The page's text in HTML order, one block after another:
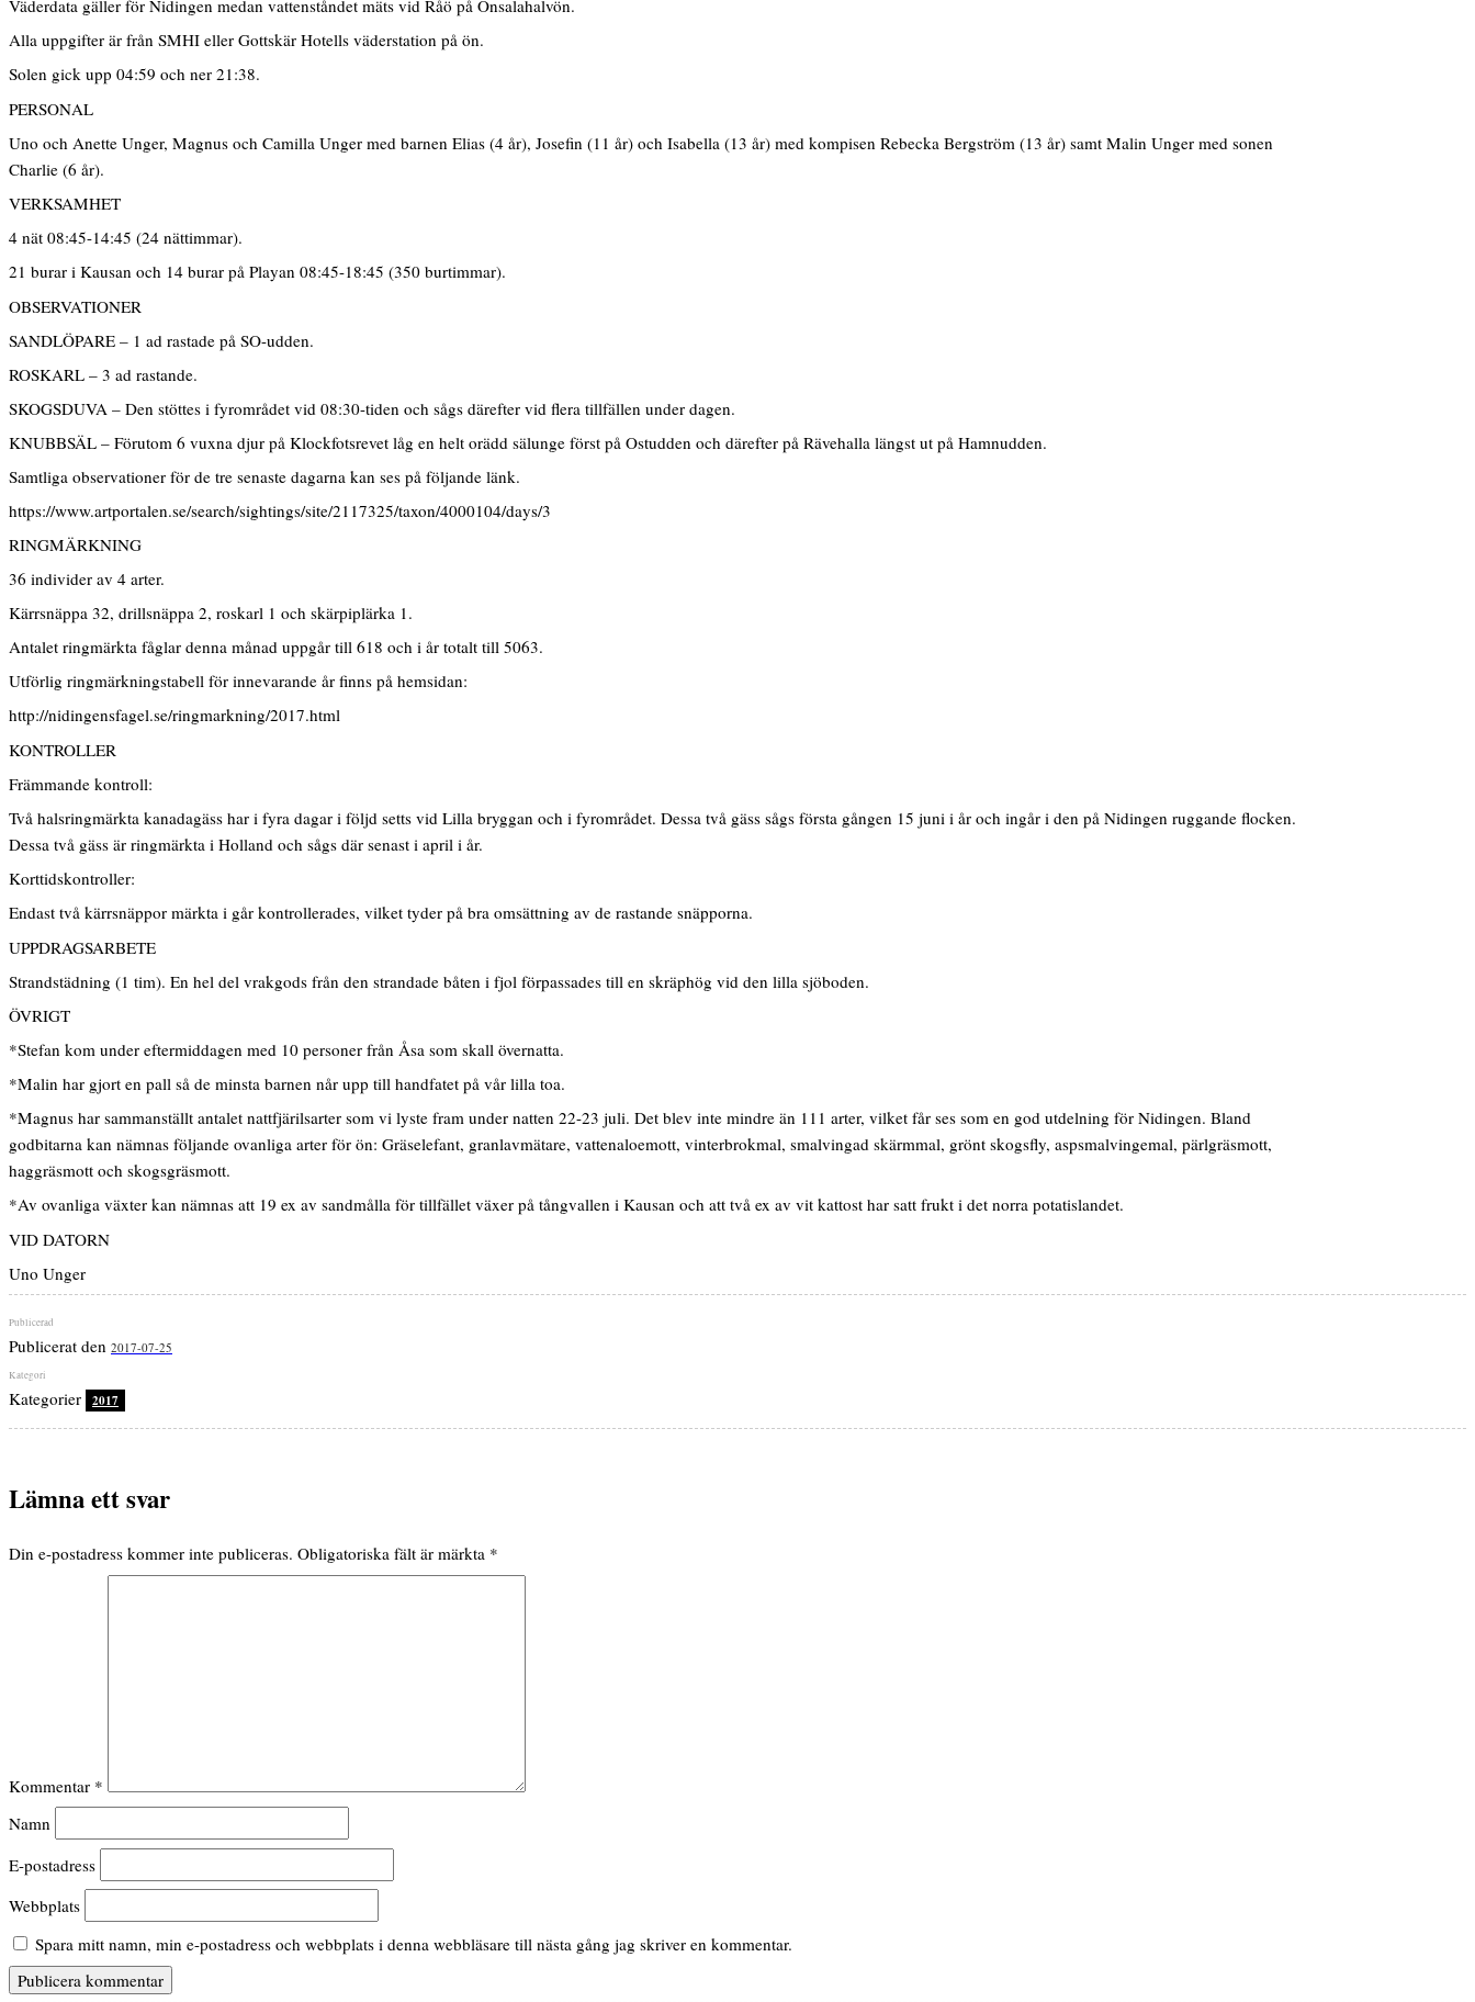
Väderdata gäller för Nidingen medan vattenståndet mäts vid Råö på Onsalahalvön.
Alla uppgifter är från SMHI eller Gottskär Hotells väderstation på ön.
Solen gick upp 04:59 och ner 21:38.
PERSONAL
Uno och Anette Unger, Magnus och Camilla Unger med barnen Elias (4 år), Josefin (11 år) och Isabella (13 år) med kompisen Rebecka Bergström (13 år) samt Malin Unger med sonen
Charlie (6 år).
VERKSAMHET
4 nät 08:45-14:45 (24 nättimmar).
21 burar i Kausan och 14 burar på Playan 08:45-18:45 (350 burtimmar).
OBSERVATIONER
SANDLÖPARE – 1 ad rastade på SO-udden.
ROSKARL – 3 ad rastande.
SKOGSDUVA – Den stöttes i fyrområdet vid 08:30-tiden och sågs därefter vid flera tillfällen under dagen.
KNUBBSÄL – Förutom 6 vuxna djur på Klockfotsrevet låg en helt orädd sälunge först på Ostudden och därefter på Rävehalla längst ut på Hamnudden.
Samtliga observationer för de tre senaste dagarna kan ses på följande länk.
https://www.artportalen.se/search/sightings/site/2117325/taxon/4000104/days/3
RINGMÄRKNING
36 individer av 4 arter.
Kärrsnäppa 32, drillsnäppa 2, roskarl 1 och skärpiplärka 1.
Antalet ringmärkta fåglar denna månad uppgår till 618 och i år totalt till 5063.
Utförlig ringmärkningstabell för innevarande år finns på hemsidan:
http://nidingensfagel.se/ringmarkning/2017.html
KONTROLLER
Främmande kontroll:
Två halsringmärkta kanadagäss har i fyra dagar i följd setts vid Lilla bryggan och i fyrområdet. Dessa två gäss sågs första gången 15 juni i år och ingår i den på Nidingen ruggande flocken.
Dessa två gäss är ringmärkta i Holland och sågs där senast i april i år.
Korttidskontroller:
Endast två kärrsnäppor märkta i går kontrollerades, vilket tyder på bra omsättning av de rastande snäpporna.
UPPDRAGSARBETE
Strandstädning (1 tim). En hel del vrakgods från den strandade båten i fjol förpassades till en skräphög vid den lilla sjöboden.
ÖVRIGT
*Stefan kom under eftermiddagen med 10 personer från Åsa som skall övernatta.
*Malin har gjort en pall så de minsta barnen når upp till handfatet på vår lilla toa.
*Magnus har sammanställt antalet nattfjärilsarter som vi lyste fram under natten 22-23 juli. Det blev inte mindre än 111 arter, vilket får ses som en god utdelning för Nidingen. Bland
godbitarna kan nämnas följande ovanliga arter för ön: Gräselefant, granlavmätare, vattenaloemott, vinterbrokmal, smalvingad skärmmal, grönt skogsfly, aspsmalvingemal, pärlgräsmott,
haggräsmott och skogsgräsmott.
*Av ovanliga växter kan nämnas att 19 ex av sandmålla för tillfället växer på tångvallen i Kausan och att två ex av vit kattost har satt frukt i det norra potatislandet.
VID DATORN
Uno Unger
Publicerat den 2017-07-25
Kategorier 2017
Lämna ett svar
Din e-postadress kommer inte publiceras. Obligatoriska fält är märkta *
Kommentar *
Namn
E-postadress
Webbplats
Spara mitt namn, min e-postadress och webbplats i denna webbläsare till nästa gång jag skriver en kommentar.